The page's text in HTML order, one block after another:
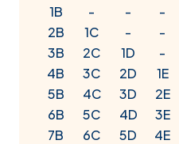
1B
- - -
2B
1C - -
3B
2C 1D -
4B
3C 2D 1E
5B
4C 3D 2E
6B
5C 4D 3E
7B
6C 5D 4E